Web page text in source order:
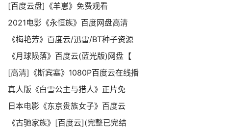
[百度云盘]《羊崽》免费观看
2021电影《永恒族》百度网盘高清
《梅艳芳》百度云/迅雷/BT种子资源
《月球陨落》百度云(蓝光版)网盘【
[高清]《斯宾塞》1080P百度云在线播
真人版《白雪公主与猎人》正片免
日本电影《东京贵族女子》百度云
《古驰家族》[百度云](完整已完结